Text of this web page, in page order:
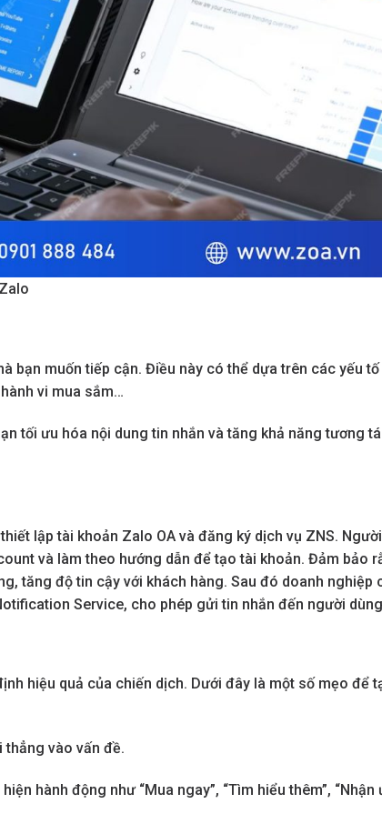
bạn muốn tiếp cận. Điều này có thể dựa trên các yếu tố
vi mua sắm…
tối ưu hóa nội dung tin nhắn và tăng khả năng tương
lập tài khoản Zalo OA và đăng ký dịch vụ ZNS. Người
và làm theo hướng dẫn để tạo tài khoản. Đảm bảo
tăng độ tin cậy với khách hàng. Sau đó doanh nghiệp
Service, cho phép gửi tin nhắn đến người
hiệu quả của chiến dịch. Dưới đây là một số mẹo để
thẳng vào vấn đề.
hành động như “Mua ngay”, “Tìm hiểu thêm”, “Nhận